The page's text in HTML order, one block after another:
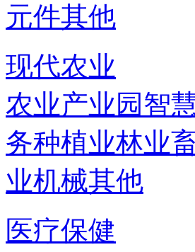
元件其他
现代农业
农业产业园智
务种植业林业
业机械其他
医疗保健